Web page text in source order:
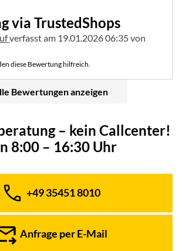
via TrustedShops
verfasst am 19.01.2026 06:35 von
diese Bewertung hilfreich.
Bewertungen anzeigen
– kein Callcenter!
8:00 – 16:30 Uhr
Telefon:
+49 35451 8010
Anfrage per E-Mail